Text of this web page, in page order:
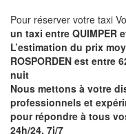
Pour réserver votre taxi
un taxi entre QUIMPER
L’estimation du prix
ROSPORDEN est entre
nuit
Nous mettons à votre
professionnels et
pour répondre à tous
24h/24, 7j/7